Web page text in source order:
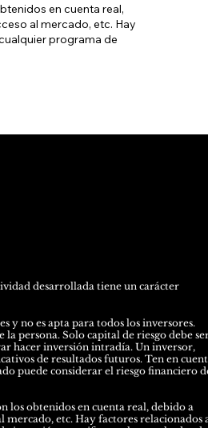
en cuenta real,
al mercado, etc. Hay
programa de
desarrollada tiene un carácter
y no es apta para todos los inversores.
persona. Solo capital de riesgo debe
hacer inversión intradía. Un inversor,
de resultados futuros. Ten en
puede considerar el riesgo financiero
los obtenidos en cuenta real, debido a
mercado, etc. Hay factores relacionados